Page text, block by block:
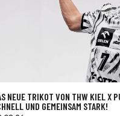
NEUE TRIKOT VON THW KIEL X
UND GEMEINSAM STARK!